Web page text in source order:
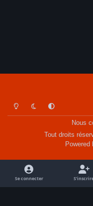
Light ModeDark ModeSystem
Nous
Tout droits
Powered
Se connecter